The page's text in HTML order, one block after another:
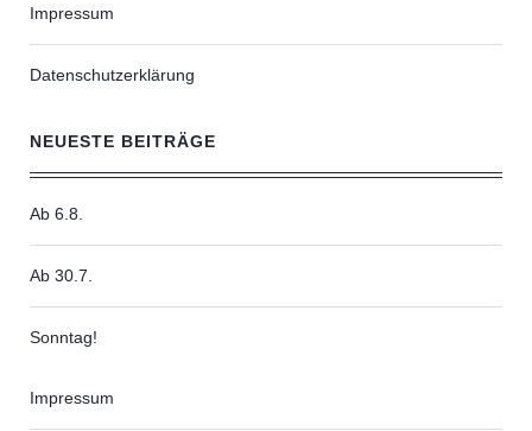
Impressum
Datenschutzerklärung
NEUESTE BEITRÄGE
Ab 6.8.
Ab 30.7.
Sonntag!
Impressum